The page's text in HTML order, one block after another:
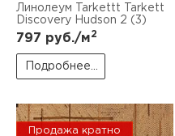
Линолеум Tarkettt Tarkett
Discovery Hudson 2 (3)
797 руб./м2
Подробнее...
Продажа кратно